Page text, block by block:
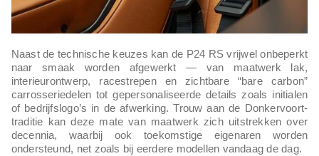
Naast de technische keuzes kan de P24 RS vrijwel onbeperkt
naar smaak worden afgewerkt — van maatwerk lak,
interieurontwerp, racestrepen en zichtbare “bare carbon”
carrosseriedelen tot gepersonaliseerde details zoals initialen
of bedrijfslogo’s in de afwerking. Trouw aan de Donkervoort-
traditie kan deze mate van maatwerk zich uitstrekken over
decennia, waarbij ook toekomstige eigenaren worden
ondersteund, net zoals bij eerdere modellen vandaag de dag.